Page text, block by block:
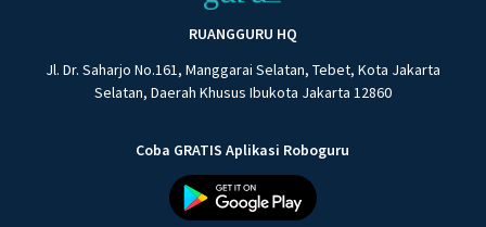
RUANGGURU HQ
Jl. Dr. Saharjo No.161, Manggarai Selatan, Tebet, Kota Jakarta
Selatan, Daerah Khusus Ibukota Jakarta 12860
Coba GRATIS Aplikasi Roboguru